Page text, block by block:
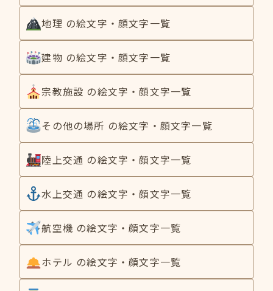
地理 の絵文字・顔文字一覧
建物 の絵文字・顔文字一覧
宗教施設 の絵文字・顔文字一覧
その他の場所 の絵文字・顔文字一覧
陸上交通 の絵文字・顔文字一覧
水上交通 の絵文字・顔文字一覧
航空機 の絵文字・顔文字一覧
ホテル の絵文字・顔文字一覧